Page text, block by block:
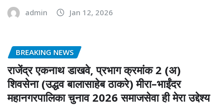
admin Jan 12, 2026
BREAKING NEWS
राजेंद्र एकनाथ डाखवे, प्रभाग क्रमांक 2 (अ)
शिवसेना (उद्धव बालासाहेब ठाकरे) मीरा–भाईंदर
महानगरपालिका चुनाव 2026 समाजसेवा ही मेरा उद्देश्य